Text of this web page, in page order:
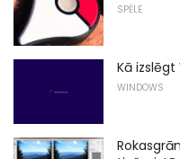
SPĒLE
Kā izslēgt
WINDOWS